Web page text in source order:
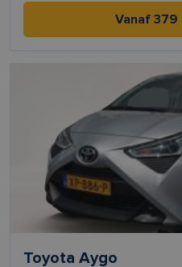
Vanaf 379
Toyota Aygo